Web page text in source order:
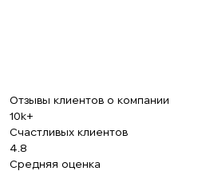
Отзывы клиентов о компании
10k+
Счастливых клиентов
4.8
Средняя оценка